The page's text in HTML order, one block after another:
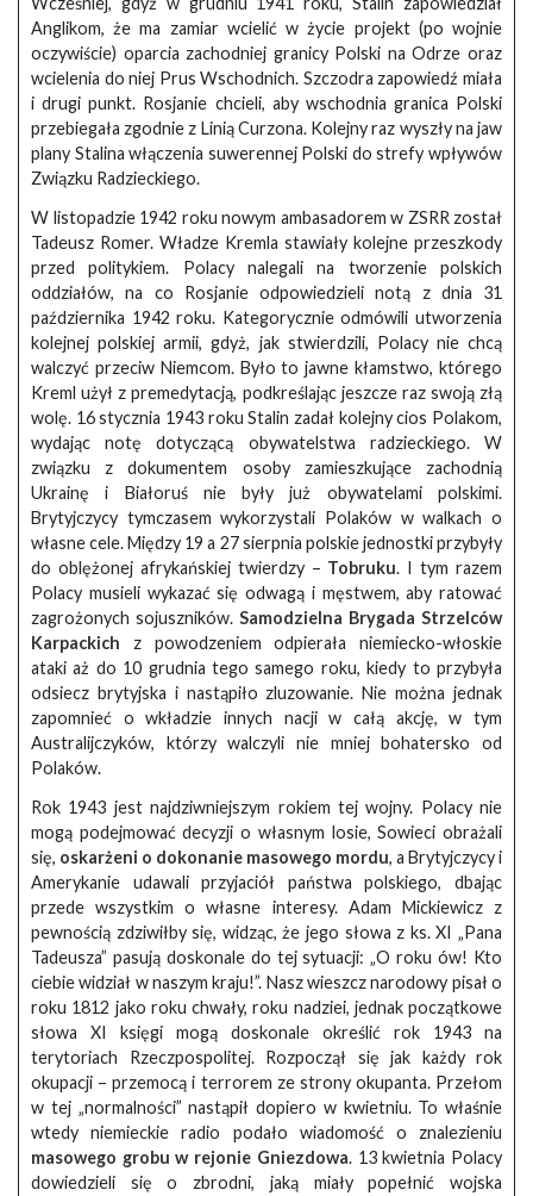
Anglikom, że ma zamiar wcielić w życie projekt (po wojnie
oczywiście) oparcia zachodniej granicy Polski na Odrze oraz
wcielenia do niej Prus Wschodnich. Szczodra zapowiedź miała
i drugi punkt. Rosjanie chcieli, aby wschodnia granica Polski
przebiegała zgodnie z Linią Curzona. Kolejny raz wyszły na jaw
plany Stalina włączenia suwerennej Polski do strefy wpływów
Związku Radzieckiego.
W listopadzie 1942 roku nowym ambasadorem w ZSRR został
Tadeusz Romer. Władze Kremla stawiały kolejne przeszkody
przed politykiem. Polacy nalegali na tworzenie polskich
oddziałów, na co Rosjanie odpowiedzieli notą z dnia 31
października 1942 roku. Kategorycznie odmówili utworzenia
kolejnej polskiej armii, gdyż, jak stwierdzili, Polacy nie chcą
walczyć przeciw Niemcom. Było to jawne kłamstwo, którego
Kreml użył z premedytacją, podkreślając jeszcze raz swoją złą
wolę. 16 stycznia 1943 roku Stalin zadał kolejny cios Polakom,
wydając notę dotyczącą obywatelstwa radzieckiego. W
związku z dokumentem osoby zamieszkujące zachodnią
Ukrainę i Białoruś nie były już obywatelami polskimi.
Brytyjczycy tymczasem wykorzystali Polaków w walkach o
własne cele. Między 19 a 27 sierpnia polskie jednostki przybyły
do oblężonej afrykańskiej twierdzy – Tobruku. I tym razem
Polacy musieli wykazać się odwagą i męstwem, aby ratować
zagrożonych sojuszników. Samodzielna Brygada Strzelców
Karpackich z powodzeniem odpierała niemiecko-włoskie
ataki aż do 10 grudnia tego samego roku, kiedy to przybyła
odsiecz brytyjska i nastąpiło zluzowanie. Nie można jednak
zapomnieć o wkładzie innych nacji w całą akcję, w tym
Australijczyków, którzy walczyli nie mniej bohatersko od
Polaków.
Rok 1943 jest najdziwniejszym rokiem tej wojny. Polacy nie
mogą podejmować decyzji o własnym losie, Sowieci obrażali
się, oskarżeni o dokonanie masowego mordu, a Brytyjczycy i
Amerykanie udawali przyjaciół państwa polskiego, dbając
przede wszystkim o własne interesy. Adam Mickiewicz z
pewnością zdziwiłby się, widząc, że jego słowa z ks. XI „Pana
Tadeusza” pasują doskonale do tej sytuacji: „O roku ów! Kto
ciebie widział w naszym kraju!”. Nasz wieszcz narodowy pisał o
roku 1812 jako roku chwały, roku nadziei, jednak początkowe
słowa XI księgi mogą doskonale określić rok 1943 na
terytoriach Rzeczpospolitej. Rozpoczął się jak każdy rok
okupacji – przemocą i terrorem ze strony okupanta. Przełom
w tej „normalności” nastąpił dopiero w kwietniu. To właśnie
wtedy niemieckie radio podało wiadomość o znalezieniu
masowego grobu w rejonie Gniezdowa. 13 kwietnia Polacy
dowiedzieli się o zbrodni, jaką miały popełnić wojska